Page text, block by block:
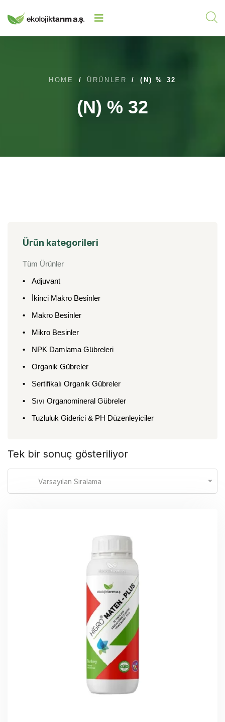
HOME / ÜRÜNLER / (N) % 32
(N) % 32
Ürün kategorileri
Tüm Ürünler
Adjuvant
İkinci Makro Besinler
Makro Besinler
Mikro Besinler
NPK Damlama Gübreleri
Organik Gübreler
Sertifikalı Organik Gübreler
Sıvı Organomineral Gübreler
Tuzluluk Giderici & PH Düzenleyiciler
Tek bir sonuç gösteriliyor
Varsayılan Sıralama